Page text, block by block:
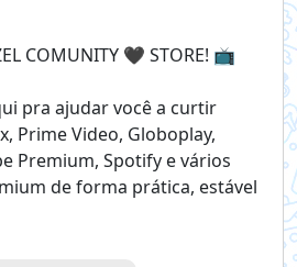
COMUNITY 🖤 STORE! 📺
pra ajudar você a curtir
Prime Video, Globoplay,
Premium, Spotify e vários
de forma prática, estável